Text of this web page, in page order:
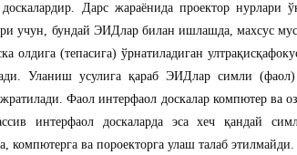
Дарс жараёнида проектор нурлари
учун, бундай ЭИДлар билан ишлашда, махсус
олдига (тепасига) ўрнатиладиган
Уланиш усулига қараб ЭИДлар симли
Фаол интерфаол доскалар компютер ва
интерфаол доскаларда эса хеч қандай
компютерга ва пороекторга улаш талаб этилмайди.